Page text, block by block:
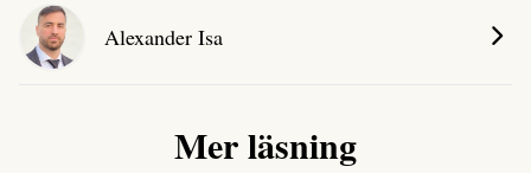
Alexander Isa
Mer läsning